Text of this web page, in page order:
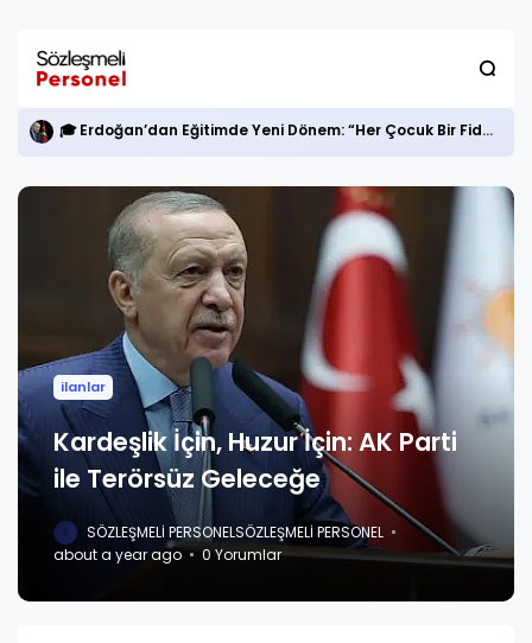
🎓 Erdoğan’dan Eğitimde Yeni Dönem: “Her Çocuk Bir Fidan”
ilanlar
Kardeşlik İçin, Huzur İçin: AK Parti
ile Terörsüz Geleceğe
S SÖZLEŞMELI PERSONELSÖZLEŞMELI PERSONEL
about a year ago
0 Yorumlar